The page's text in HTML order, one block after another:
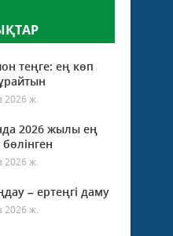
теңге: ең көп
2026 ж.
2026 жылы ең
2026 ж.
– ертеңгі даму
2026 ж.